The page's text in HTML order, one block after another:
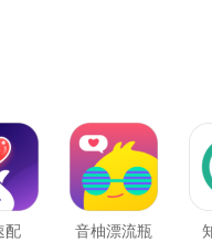
配 音柚漂流瓶